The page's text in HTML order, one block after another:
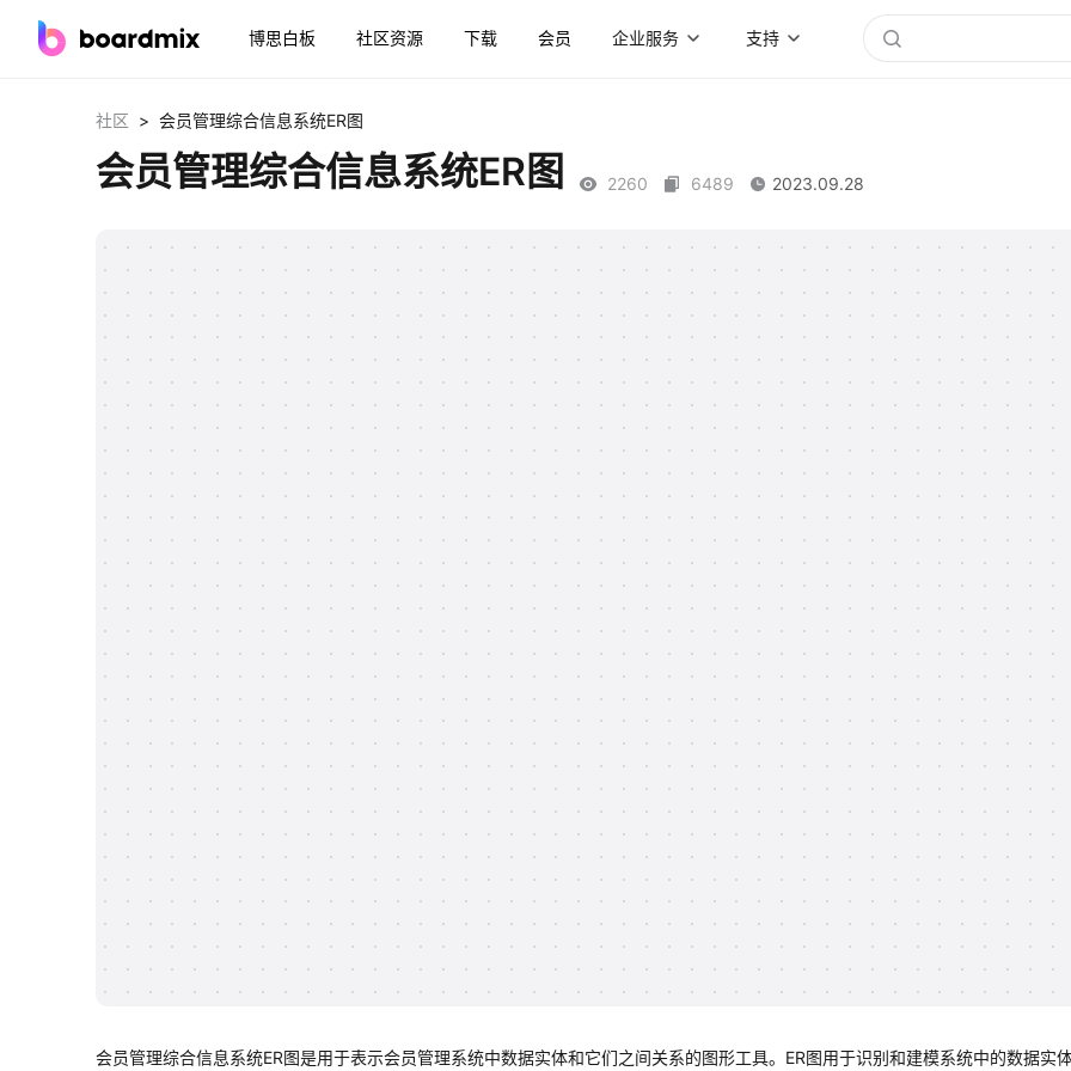
博思白板 社区资源 下载 会员 企业服务 支持
社区 > 会员管理综合信息系统ER图
会员管理综合信息系统ER图 2260 6489 2023.09.28
会员管理综合信息系统ER图是用于表示会员管理系统中数据实体和它们之间关系的图形工具。ER图用于识别和建模系统中的数据实